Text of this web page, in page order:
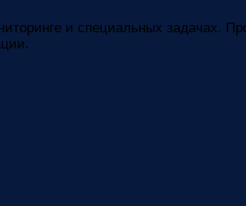
и специальных задачах.